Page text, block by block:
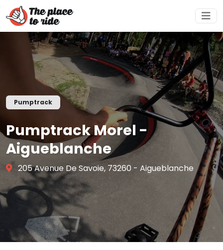
Pumptrack
Pumptrack Morel -
Aigueblanche
205 Avenue De Savoie, 73260 - Aigueblanche